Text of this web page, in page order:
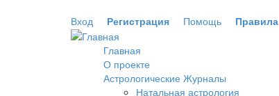
Вход
Регистрация Помощь Правила
Главная
О проекте
Астрологические Журналы
Натальная астрология